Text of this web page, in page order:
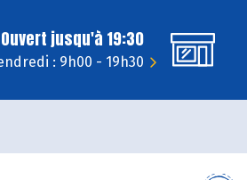
Ouvert jusqu'à 19:30
: 9h00 - 19h30